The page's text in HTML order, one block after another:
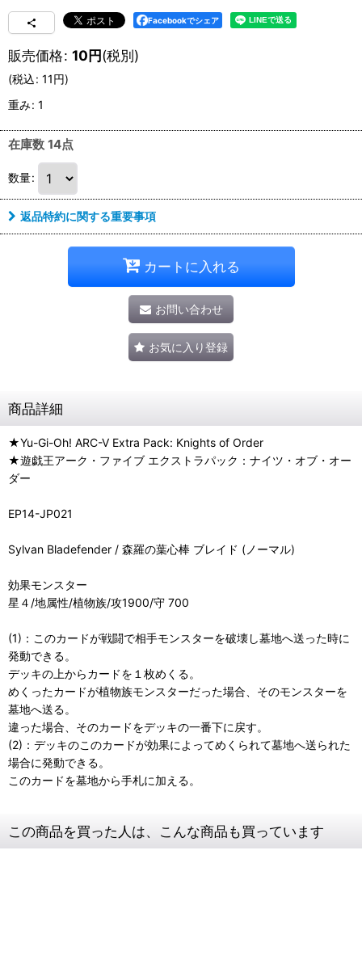
Facebookでシェア
販売価格: 10円(税別)
(税込: 11円)
重み: 1
在庫数 14点
数量:
返品特約に関する重要事項
カートに入れる
お問い合わせ
お気に入り登録
商品詳細
★Yu-Gi-Oh! ARC-V Extra Pack: Knights of Order
★遊戯王アーク・ファイブ エクストラパック：ナイツ・オブ・オー
ダー
EP14-JP021
Sylvan Bladefender / 森羅の葉心棒 ブレイド (ノーマル)
効果モンスター
星４/地属性/植物族/攻1900/守 700
(1)：このカードが戦闘で相手モンスターを破壊し墓地へ送った時に
発動できる。
デッキの上からカードを１枚めくる。
めくったカードが植物族モンスターだった場合、そのモンスターを
墓地へ送る。
違った場合、そのカードをデッキの一番下に戻す。
(2)：デッキのこのカードが効果によってめくられて墓地へ送られた
場合に発動できる。
このカードを墓地から手札に加える。
この商品を買った人は、こんな商品も買っています